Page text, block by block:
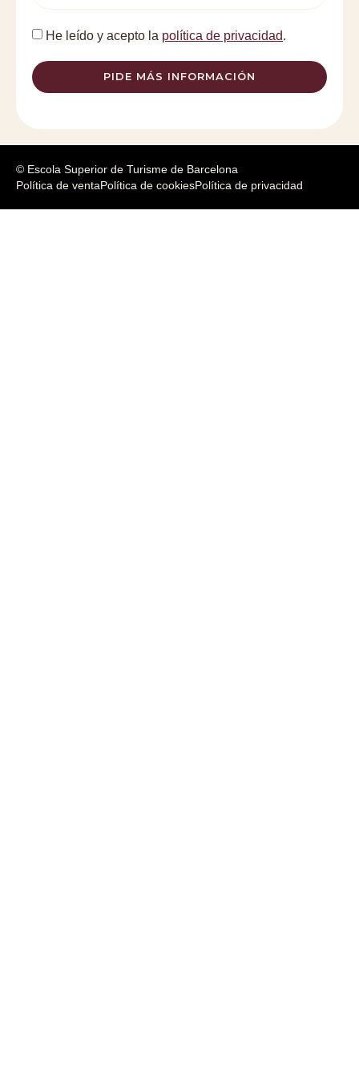
He leído y acepto la política de privacidad.
PIDE MÁS INFORMACIÓN
© Escola Superior de Turisme de Barcelona
Política de ventaPolítica de cookiesPolítica de privacidad